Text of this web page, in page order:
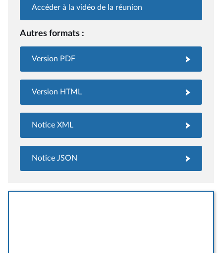
Accéder à la vidéo de la réunion
Autres formats :
Version PDF
Version HTML
Notice XML
Notice JSON